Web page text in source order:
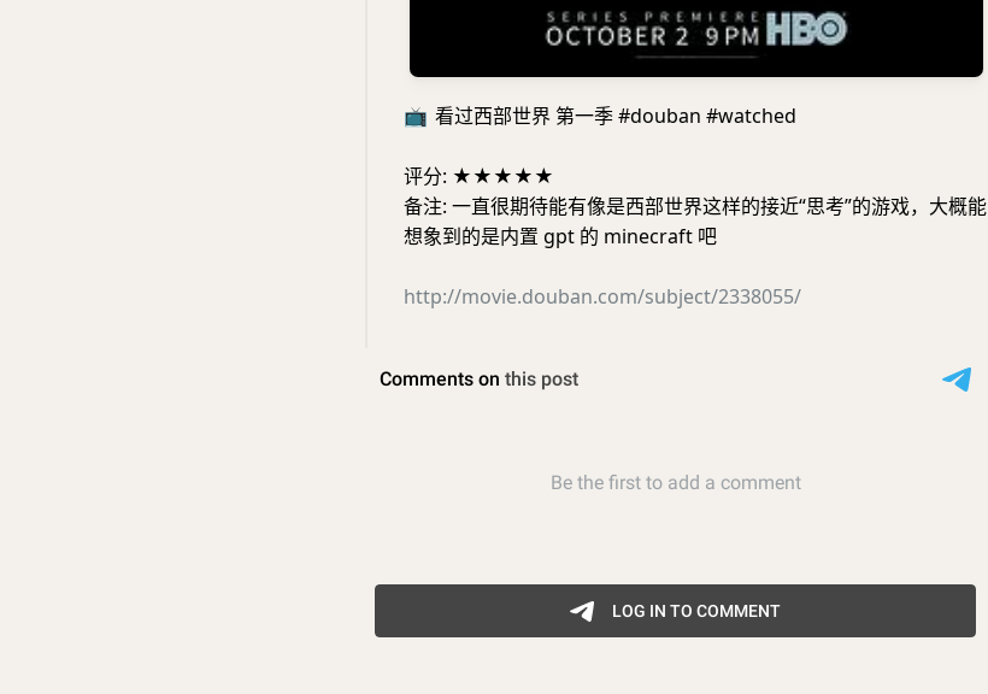
📺 看过西部世界 第一季 #douban #watched
评分: ★★★★★
备注: 一直很期待能有像是西部世界这样的接近“思考”的游戏，大概能
想象到的是内置 gpt 的 minecraft 吧
http://movie.douban.com/subject/2338055/